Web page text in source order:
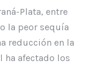
Plata, entre
la peor sequía
reducción en la
ha afectado los